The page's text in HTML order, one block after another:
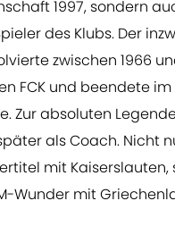
1997, sondern
des Klubs. Der
zwischen 1966
FCK und beendete im
Zur absoluten
als Coach. Nicht
mit
Wunder mit